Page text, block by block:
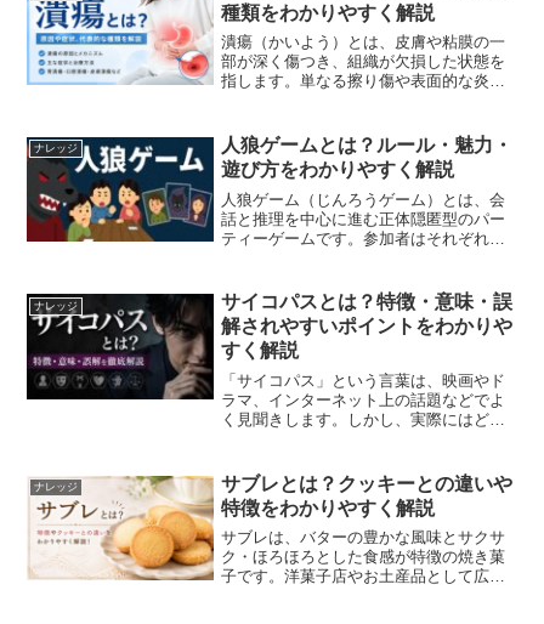
種類をわかりやすく解説
潰瘍（かいよう）とは、皮膚や粘膜の一
部が深く傷つき、組織が欠損した状態を
指します。単なる擦り傷や表面的な炎症
徴です。潰瘍は胃や十二指腸だけでな
く、口の中や皮膚など体のさ...
ナレッジ
人狼ゲームとは？ルール・魅力・
遊び方をわかりやすく解説
人狼ゲーム（じんろうゲーム）とは、会
話と推理を中心に進む正体隠匿型のパー
ティーゲームです。参加者はそれぞれ秘
だけでも遊べる手軽さから、学校・職
場・オンラインまで幅広い場...
ナレッジ
サイコパスとは？特徴・意味・誤
解されやすいポイントをわかりや
すく解説
「サイコパス」という言葉は、映画やド
ラマ、インターネット上の話題などでよ
く見聞きします。しかし、実際にはどの
イメージだけで使われることもあります
が、正確な理解には注意が...
ナレッジ
サブレとは？クッキーとの違いや
特徴をわかりやすく解説
サブレは、バターの豊かな風味とサクサ
ク・ほろほろとした食感が特徴の焼き菓
子です。洋菓子店やお土産品として広く